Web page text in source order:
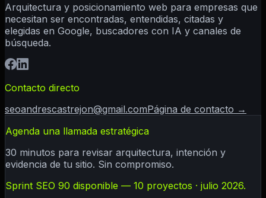
Arquitectura y posicionamiento web para empresas que
necesitan ser encontradas, entendidas, citadas y
elegidas en Google, buscadores con IA y canales de
búsqueda.
Contacto directo
seoandrescastrejon@gmail.comPágina de contacto →
Agenda una llamada estratégica
30 minutos para revisar arquitectura, intención y
evidencia de tu sitio. Sin compromiso.
Sprint SEO 90 disponible — 10 proyectos · julio 2026.